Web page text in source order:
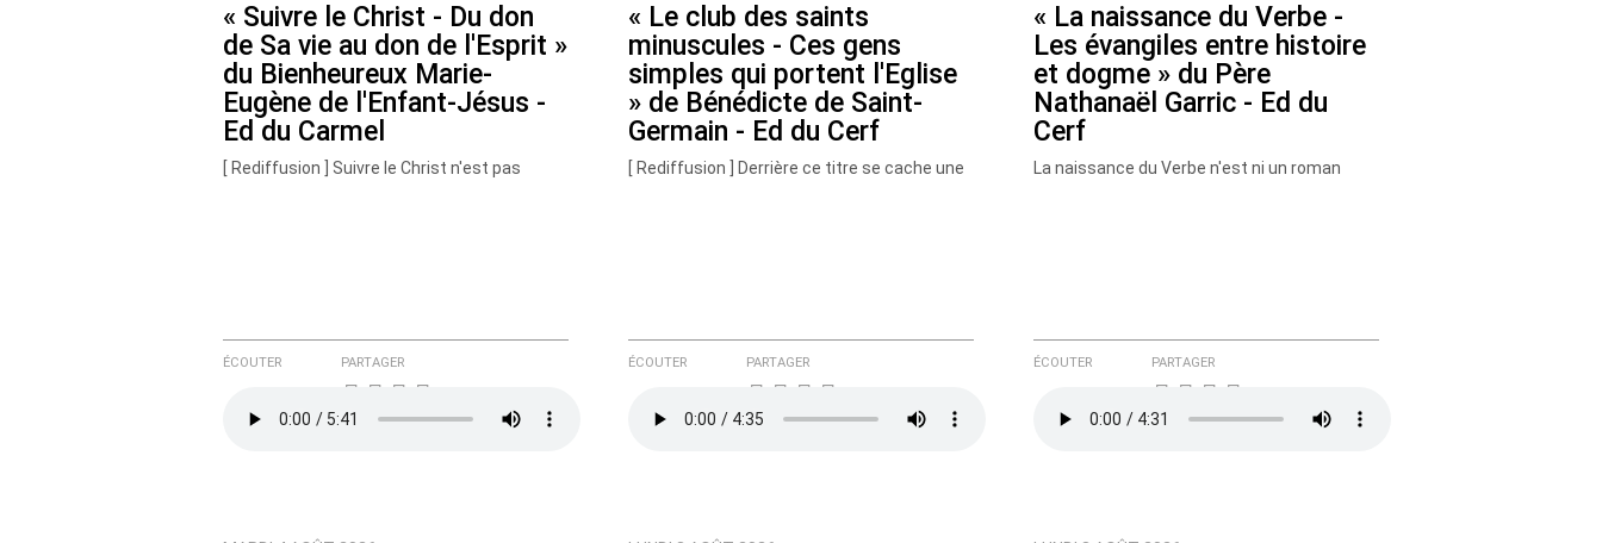
Courriel (non publié)
Ajoutez votre commentaire ici
« Suivre le Christ - Du don
de Sa vie au don de l'Esprit »
du Bienheureux Marie-
Eugène de l'Enfant-Jésus -
Ed du Carmel
[ Rediffusion ] Suivre le Christ n'est pas
ÉCOUTER PARTAGER
« Le club des saints
minuscules - Ces gens
simples qui portent l'Eglise
» de Bénédicte de Saint-
Germain - Ed du Cerf
[ Rediffusion ] Derrière ce titre se cache une
ÉCOUTER PARTAGER
« La naissance du Verbe -
Les évangiles entre histoire
et dogme » du Père
Nathanaël Garric - Ed du
Cerf
La naissance du Verbe n'est ni un roman
ÉCOUTER PARTAGER